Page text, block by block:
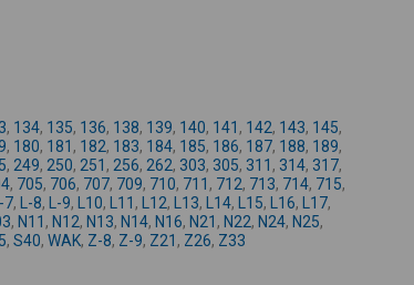
, 134, 135, 136, 138, 139, 140, 141 , 142, 143, 145,
, 180, 181 , 182, 183, 184, 185, 186, 187, 188, 189,
, 249, 250, 251 , 256, 262, 303, 305, 311 , 314, 317,
, 705, 706, 707, 709, 710, 711 , 712, 713, 714, 715,
L-7, L-8, L-9, L10, L11 , L12, L13, L14, L15, L16, L17,
, N11 , N12, N13, N14, N16, N21 , N22, N24, N25,
, S40, WAK, Z-8, Z-9, Z21 , Z26, Z33